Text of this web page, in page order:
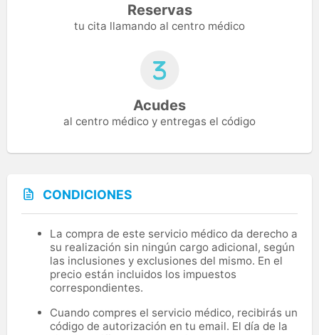
Reservas
tu cita llamando al centro médico
Acudes
al centro médico y entregas el código
CONDICIONES
La compra de este servicio médico da derecho a
su realización sin ningún cargo adicional, según
las inclusiones y exclusiones del mismo. En el
precio están incluidos los impuestos
correspondientes.
Cuando compres el servicio médico, recibirás un
código de autorización en tu email. El día de la